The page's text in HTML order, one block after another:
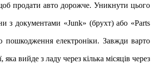
продати авто дорожче. Уникнути цього
з документами «Junk» (брухт) або «Parts
пошкодження електроніки. Завжди варто
вийде з ладу через кілька місяців через